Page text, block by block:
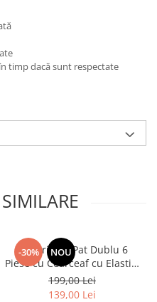
timp dacă sunt respectate
-30% NOU
Lenjerie de Pat Dublu 6
Piese cu Cearceaf cu Elastic,
Bumbac Finet Premium
199,00 Lei
139,00 Lei